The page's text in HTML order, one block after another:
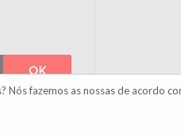
Nós fazemos as nossas de acordo
OK